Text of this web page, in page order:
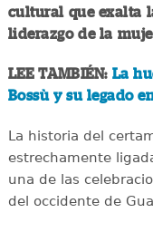
cultural que exalta
liderazgo de la
LEE TAMBIÉN: La
Bossù y su legado
La historia del
estrechamente
una de las
del occidente de